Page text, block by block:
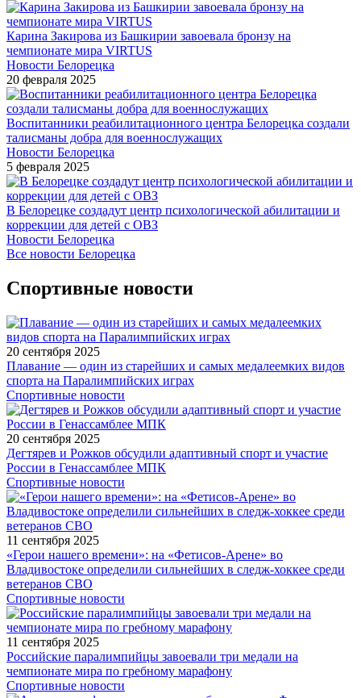
Карина Закирова из Башкирии завоевала бронзу на
чемпионате мира VIRTUS
Новости Белорецка
20 февраля 2025
Воспитанники реабилитационного центра Белорецка создали
талисманы добра для военнослужащих
Новости Белорецка
5 февраля 2025
В Белорецке создадут центр психологической абилитации и
коррекции для детей с ОВЗ
Новости Белорецка
Все новости Белорецка
Спортивные новости
20 сентября 2025
Плавание — один из старейших и самых медалеемких видов
спорта на Паралимпийских играх
Спортивные новости
20 сентября 2025
Дегтярев и Рожков обсудили адаптивный спорт и участие
России в Генассамблее МПК
Спортивные новости
11 сентября 2025
«Герои нашего времени»: на «Фетисов-Арене» во
Владивостоке определили сильнейших в следж-хоккее среди
ветеранов СВО
Спортивные новости
11 сентября 2025
Российские паралимпийцы завоевали три медали на
чемпионате мира по гребному марафону
Спортивные новости